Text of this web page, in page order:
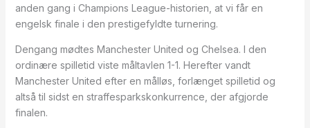
anden gang i Champions League-historien, at vi får en
engelsk finale i den prestigefyldte turnering.
Dengang mødtes Manchester United og Chelsea. I den
ordinære spilletid viste måltavlen 1-1. Herefter vandt
Manchester United efter en målløs, forlænget spilletid og
altså til sidst en straffesparkskonkurrence, der afgjorde
finalen.